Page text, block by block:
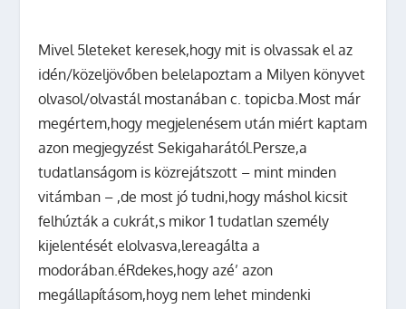
Mivel 5leteket keresek,hogy mit is olvassak el az
idén/közeljövőben belelapoztam a Milyen könyvet
olvasol/olvastál mostanában c. topicba.Most már
megértem,hogy megjelenésem után miért kaptam
azon megjegyzést Sekigaharától.Persze,a
tudatlanságom is közrejátszott – mint minden
vitámban – ,de most jó tudni,hogy máshol kicsit
felhúzták a cukrát,s mikor 1 tudatlan személy
kijelentését elolvasva,lereagálta a
modorában.éRdekes,hogy azé’ azon
megállapításom,hoyg nem lehet mindenki